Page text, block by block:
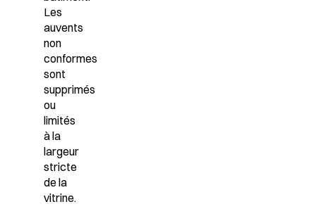
Les
auvents
non
conformes
sont
supprimés
ou
limités
à la
largeur
stricte
de la
vitrine.